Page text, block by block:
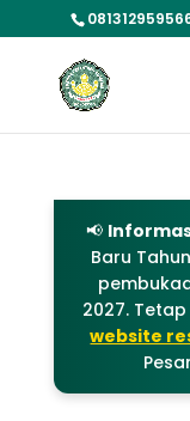
📢
Baru
2027.
website